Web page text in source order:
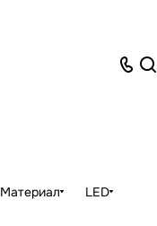
Материал LED